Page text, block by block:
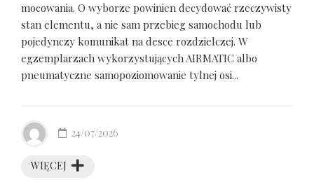
mocowania. O wyborze powinien decydować rzeczywisty
stan elementu, a nie sam przebieg samochodu lub
pojedynczy komunikat na desce rozdzielczej. W
egzemplarzach wykorzystujących AIRMATIC albo
pneumatyczne samopoziomowanie tylnej osi...
WIĘCEJ
24/07/2026